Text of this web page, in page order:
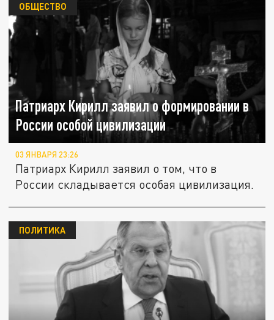
Патриарх Кирилл заявил о формировании в
России особой цивилизации
ОБЩЕСТВО
03 ЯНВАРЯ 23:26
Патриарх Кирилл заявил о том, что в
России складывается особая цивилизация.
ПОЛИТИКА